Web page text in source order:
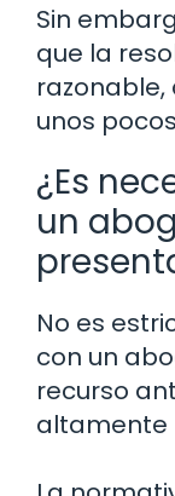
Sin
que la
unos
¿Es
un
No es
con un
recurso
altamente